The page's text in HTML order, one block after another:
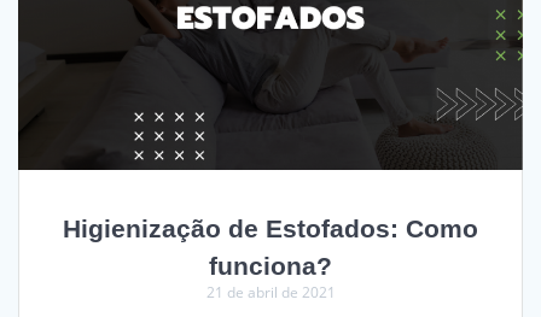
Higienização de Estofados: Como
funciona?
21 de abril de 2021